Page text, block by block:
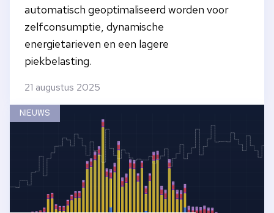
automatisch geoptimaliseerd worden voor
zelfconsumptie, dynamische
energietarieven en een lagere
piekbelasting.
21 augustus 2025
NIEUWS